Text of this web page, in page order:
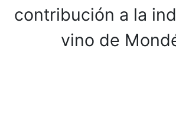
contribución a la
vino de